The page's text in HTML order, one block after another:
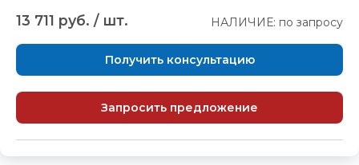
13 711 руб. / шт. НАЛИЧИЕ: по запросу
Получить консультацию
Запросить предложение